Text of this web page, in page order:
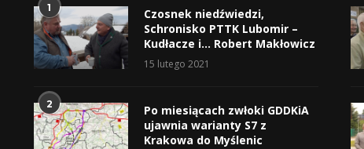
1
Czosnek niedźwiedzi,
Schronisko PTTK Lubomir –
Kudłacze i… Robert Makłowicz
15 lutego 2021
2
Po miesiącach zwłoki GDDKiA
ujawnia warianty S7 z
Krakowa do Myślenic